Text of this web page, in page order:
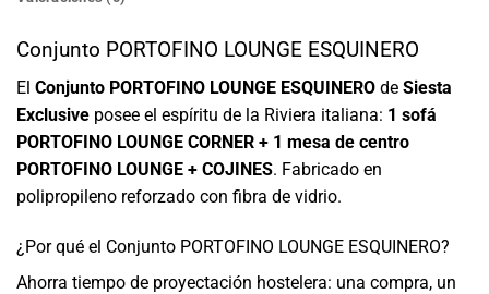
Conjunto PORTOFINO LOUNGE ESQUINERO
El Conjunto PORTOFINO LOUNGE ESQUINERO de Siesta
Exclusive posee el espíritu de la Riviera italiana: 1 sofá
PORTOFINO LOUNGE CORNER + 1 mesa de centro
PORTOFINO LOUNGE + COJINES. Fabricado en
polipropileno reforzado con fibra de vidrio.
¿Por qué el Conjunto PORTOFINO LOUNGE ESQUINERO?
Ahorra tiempo de proyectación hostelera: una compra, un